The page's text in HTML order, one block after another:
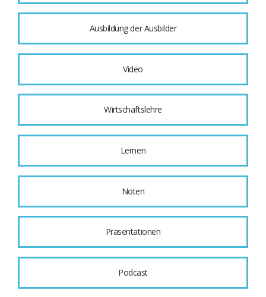
Ausbildung der Ausbilder
Video
Wirtschaftslehre
Lernen
Noten
Präsentationen
Podcast